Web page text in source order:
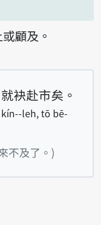
顧及。
袂赴市矣。
leh, tō bē-
不及了。)